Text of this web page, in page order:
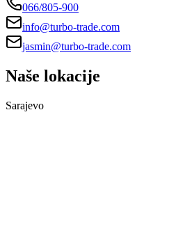
066/805-900
info@turbo-trade.com
jasmin@turbo-trade.com
Naše lokacije
Sarajevo